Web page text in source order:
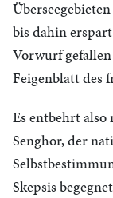
bis dahin
Vorwurf
Feigenblatt des
Es entbehrt also
Senghor, der
Skepsis